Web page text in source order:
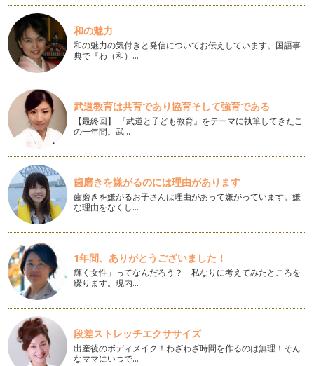
細巻きを作ってみよう！～親子でコミュニヶーション＆食への
関心・食への感謝の心を深める～
「一緒に作って笑顔が溢れるキッチン」 五感を使って食材の
色や、食…
食に関わる日本の昔ながらのおもてなし文化に触れてみよう！
日常的に お客様にお出しする「おしぼり」 食事の際に手を拭
く「おしぼり」 …
「梅ジャム」を作ってみよう！～「はちみつ梅ジュース」作成
後の「梅」のリメイク～
■材料 ・「はちみつ梅ジュース」作成後の「梅」 【参照
記事】「はちみつ梅ジ…
「はちみつ梅ジュース」を作ってみよう！～「クエン酸」「酵
素」たっぷり！夏バテ防止・疲労回復に～
●「完熟梅」を使用！ 「完熟梅」・・・全体が黄色で、赤みが
かかっている ＊…
～日本の昔ながらの食文化に触れる～昔ながらの「梅干し」を
作ってみよう！ その2 漬ける～天日干し
「白干梅干」（塩分18％） その1 ヘタ取り～漬ける 参照
…
意外と簡単！！「魚のおろし方」
●自分で魚をおろすことで、より新鮮な状態でいただける ●お
ろす前にまな板を濡らす・…
和の魅力
和の魅力の気付きと発信についてお伝えしています。国語事
典で『わ（和）…
武道教育は共育であり協育そして強育である
【最終回】 『武道と子ども教育』をテーマに執筆してきたこ
の一年間。武…
歯磨きを嫌がるのには理由があります
歯磨きを嫌がるお子さんは理由があって嫌がっています。嫌
な理由をなくし…
1年間、ありがとうございました！
輝く女性」ってなんだろう？ 私なりに考えてみたところを
綴ります。現内…
段差ストレッチエクササイズ
出産後のボディメイク！わざわざ時間を作るのは無理！そん
なママにいつで…